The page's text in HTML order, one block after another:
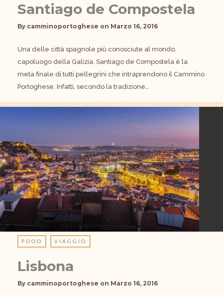
Santiago de Compostela
By camminoportoghese on Marzo 16, 2016
Una delle città spagnole più conosciute al mondo,
capoluogo della Galizia, Santiago de Compostela è la
meta finale di tutti pellegrini che intraprendono il Cammino
Portoghese. Infatti, secondo la tradizione…
FOOD VIAGGIO
Lisbona
By camminoportoghese on Marzo 16, 2016